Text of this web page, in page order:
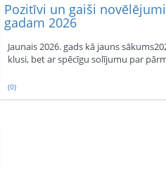
Pozitīvi un gaiši
gadam 2026
Jaunais 2026. gads kā jauns
klusi, bet ar spēcīgu solījumu par
(0)